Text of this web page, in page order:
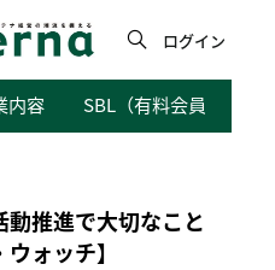
ログイン
内容 SBL（有料会員向けサ
推進で大切なこと
ォッチ】